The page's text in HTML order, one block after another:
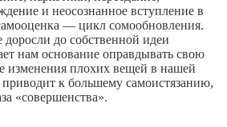
и неосознанное вступление в
— цикл сомообновления.
до собственной идеи
нам основание оправдывать свою
изменения плохих вещей в нашей
к большему самоистязанию,
«совершенства».